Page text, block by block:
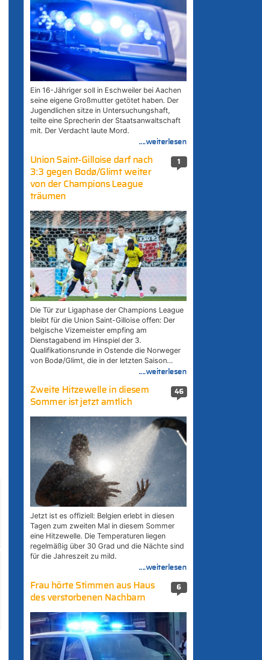
Ein 16-Jähriger soll in Eschweiler bei Aachen
seine eigene Großmutter getötet haben. Der
Jugendlichen sitze in Untersuchungshaft,
teilte eine Sprecherin der Staatsanwaltschaft
mit. Der Verdacht laute Mord.
....weiterlesen
1
Union Saint-Gilloise darf nach
3:3 gegen Bodø/Glimt weiter
von der Champions League
träumen
Die Tür zur Ligaphase der Champions League
bleibt für die Union Saint-Gilloise offen: Der
belgische Vizemeister empfing am
Dienstagabend im Hinspiel der 3.
Qualifikationsrunde in Ostende die Norweger
von Bodø/Glimt, die in der letzten Saison…
....weiterlesen
46
Zweite Hitzewelle in diesem
Sommer ist jetzt amtlich
Jetzt ist es offiziell: Belgien erlebt in diesen
Tagen zum zweiten Mal in diesem Sommer
eine Hitzewelle. Die Temperaturen liegen
regelmäßig über 30 Grad und die Nächte sind
für die Jahreszeit zu mild.
....weiterlesen
6
Frau hörte Stimmen aus Haus
des verstorbenen Nachbarn